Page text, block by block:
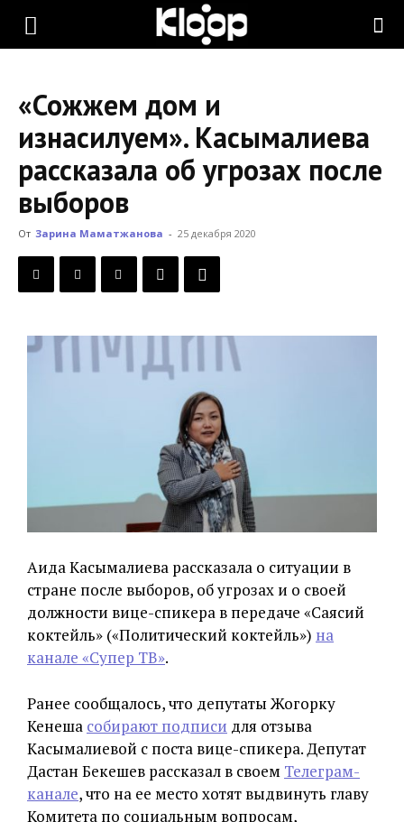
KLOOP.KG
Новости
Кыргызстана
«Сожжем дом и
изнасилуем». Касымалиева
рассказала об угрозах после
выборов
От Зарина Маматжанова - 25 декабря 2020
Аида Касымалиева рассказала о ситуации в
стране после выборов, об угрозах и о своей
должности вице-спикера в передаче «Саясий
коктейль» («Политический коктейль») на
канале «Супер ТВ».
Ранее сообщалось, что депутаты Жогорку
Кенеша собирают подписи для отзыва
Касымалиевой с поста вице-спикера. Депутат
Дастан Бекешев рассказал в своем Телеграм-
канале, что на ее место хотят выдвинуть главу
Комитета по социальным вопросам,